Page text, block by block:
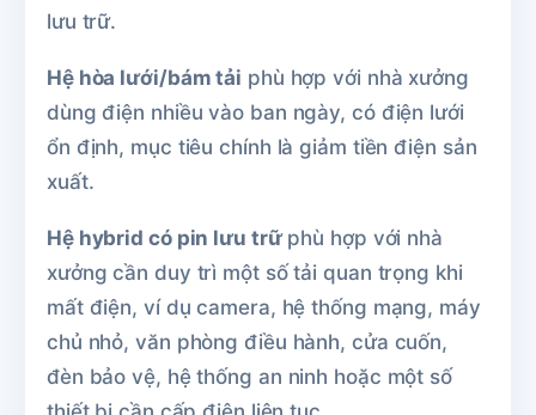
lưu trữ.
Hệ hòa lưới/bám tải phù hợp với nhà xưởng
dùng điện nhiều vào ban ngày, có điện lưới
ổn định, mục tiêu chính là giảm tiền điện sản
xuất.
Hệ hybrid có pin lưu trữphù hợp với nhà
xưởng cần duy trì một số tải quan trọng khi
mất điện, ví dụ camera, hệ thống mạng, máy
chủ nhỏ, văn phòng điều hành, cửa cuốn,
đèn bảo vệ, hệ thống an ninh hoặc một số